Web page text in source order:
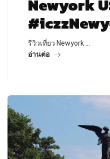
Newyork
รีวิวเที่ยว Newyork …
อ่านต่อ